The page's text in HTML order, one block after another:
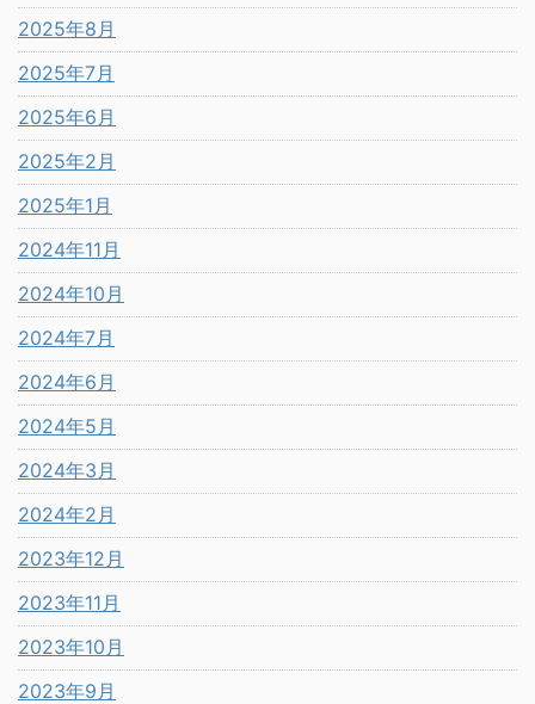
2025年8月
2025年7月
2025年6月
2025年2月
2025年1月
2024年11月
2024年10月
2024年7月
2024年6月
2024年5月
2024年3月
2024年2月
2023年12月
2023年11月
2023年10月
2023年9月